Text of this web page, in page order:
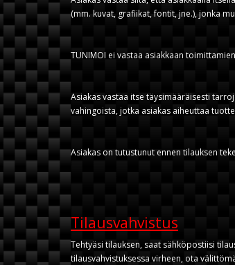
(mm. kuvat, grafiikat, fontit, jne.), jonka
TUNIMOI ei vastaa asiakkaan
Asiakas vastaa itse täysimääräisesti
vahingoista, jotka asiakas aiheuttaa
Asiakas on tutustunut ennen tilauksen
Tilausvahvistus
Tehtyäsi tilauksen, saat sähköpostiisi
tilausvahvistuksessa virheen, ota